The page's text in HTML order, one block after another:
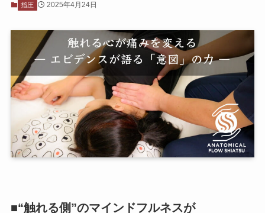
指圧 2025年4月24日
■“触れる側”のマインドフルネスが